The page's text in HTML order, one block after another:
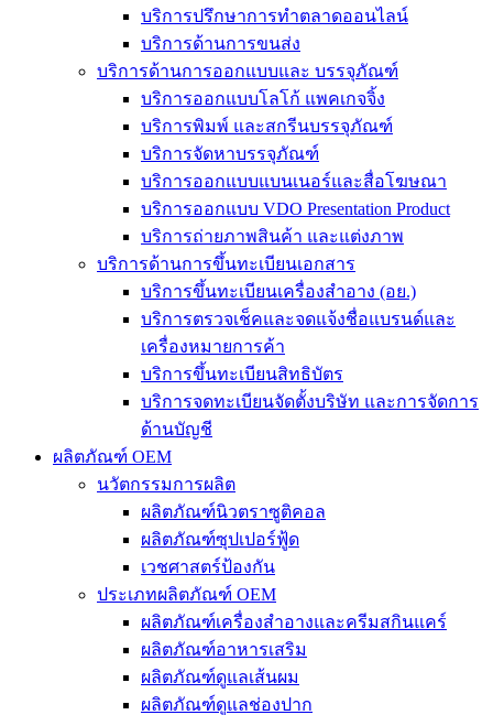
บริการปรึกษาการทำตลาดออนไลน์
บริการด้านการขนส่ง
บริการด้านการออกแบบและ บรรจุภัณฑ์
บริการออกแบบโลโก้ แพคเกจจิ้ง
บริการพิมพ์ และสกรีนบรรจุภัณฑ์
บริการจัดหาบรรจุภัณฑ์
บริการออกแบบแบนเนอร์และสื่อโฆษณา
บริการออกแบบ VDO Presentation Product
บริการถ่ายภาพสินค้า และแต่งภาพ
บริการด้านการขึ้นทะเบียนเอกสาร
บริการขึ้นทะเบียนเครื่องสำอาง (อย.)
บริการตรวจเช็คและจดแจ้งชื่อแบรนด์และ
เครื่องหมายการค้า
บริการขึ้นทะเบียนสิทธิบัตร
บริการจดทะเบียนจัดตั้งบริษัท และการจัดการ
ด้านบัญชี
ผลิตภัณฑ์ OEM
นวัตกรรมการผลิต
ผลิตภัณฑ์นิวตราซูติคอล
ผลิตภัณฑ์ซุปเปอร์ฟู้ด
เวชศาสตร์ป้องกัน
ประเภทผลิตภัณฑ์ OEM
ผลิตภัณฑ์เครื่องสำอางและครีมสกินแคร์
ผลิตภัณฑ์อาหารเสริม
ผลิตภัณฑ์ดูแลเส้นผม
ผลิตภัณฑ์ดูแลช่องปาก